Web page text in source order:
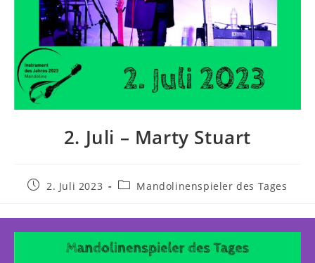
2. Juli – Marty Stuart
2. Juli 2023 Mandolinenspieler des Tages